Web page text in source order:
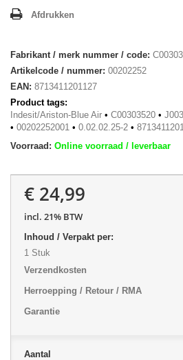
Afdrukken
Fabrikant / merk nummer / code:
Artikelcode / nummer: 00202252
EAN: 8713411201127
Product tags:
Indesit/Ariston-Blue Air • C00303520 •
• 00202252001 • 0.02.02.25-2 •
Voorraad: Online voorraad / leverbaar
€ 24,99
incl. 21% BTW
Inhoud / Verpakt per:
1 Stuk
Verzendkosten
Herroepping / Retour / RMA
Garantie
Aantal